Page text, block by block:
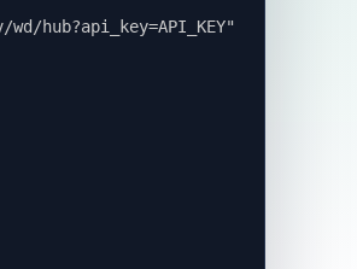
hub?api_key=API_KEY"